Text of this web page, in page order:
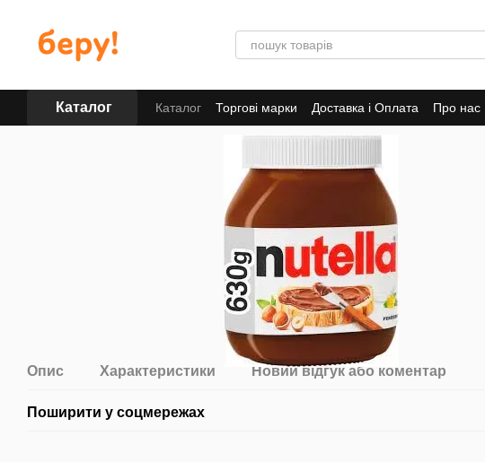
Каталог Каталог Торгові марки Доставка і Оплата Про нас
Опис Характеристики Новий відгук або коментар
Поширити у соцмережах